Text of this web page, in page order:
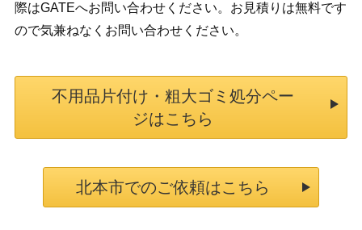
際はGATEへお問い合わせください。お見積りは無料です
ので気兼ねなくお問い合わせください。
不用品片付け・粗大ゴミ処分ペー
ジはこちら
北本市でのご依頼はこちら